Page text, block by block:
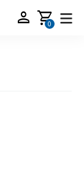
person shopping_cart
0